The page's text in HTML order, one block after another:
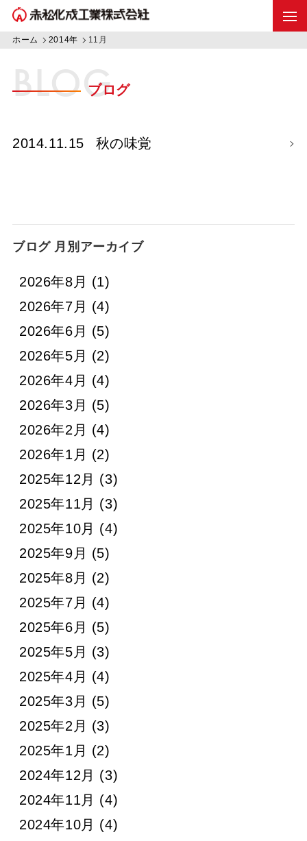
ホーム 2014年 11月
BLOG
ブログ
2014.11.15 秋の味覚
ブログ 月別アーカイブ
2026年8月 (1)
2026年7月 (4)
2026年6月 (5)
2026年5月 (2)
2026年4月 (4)
2026年3月 (5)
2026年2月 (4)
2026年1月 (2)
2025年12月 (3)
2025年11月 (3)
2025年10月 (4)
2025年9月 (5)
2025年8月 (2)
2025年7月 (4)
2025年6月 (5)
2025年5月 (3)
2025年4月 (4)
2025年3月 (5)
2025年2月 (3)
2025年1月 (2)
2024年12月 (3)
2024年11月 (4)
2024年10月 (4)